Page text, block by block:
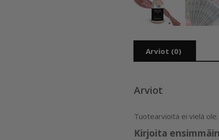
Arviot (0)
Arviot
Tuotearvioita ei vielä ole.
Kirjoita